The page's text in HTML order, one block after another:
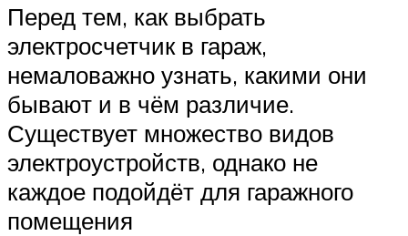
Перед тем, как выбрать
электросчетчик в гараж,
немаловажно узнать, какими они
бывают и в чём различие.
Существует множество видов
электроустройств, однако не
каждое подойдёт для гаражного
помещения